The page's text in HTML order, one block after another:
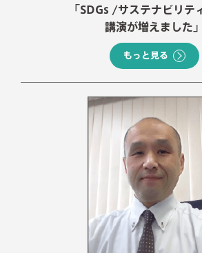
「SDGs /サステナビリテ
講演が増えました」
もっと見る